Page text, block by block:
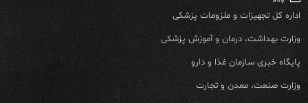
اداره کل تجهیزات و ملزومات پزشکی
وزارت بهداشت، درمان و آموزش پزشکی
پایگاه خبری سازمان غذا و دارو
وزارت صنعت، معدن و تجارت